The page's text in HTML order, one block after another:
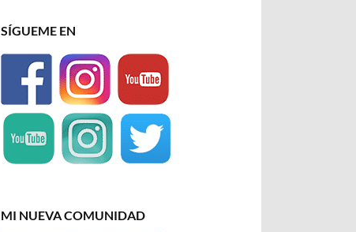
SÍGUEME EN
MI NUEVA COMUNIDAD